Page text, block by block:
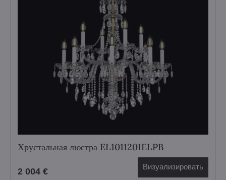
Хрустальная люстра EL1011201ELPB
2 004 € Визуализировать